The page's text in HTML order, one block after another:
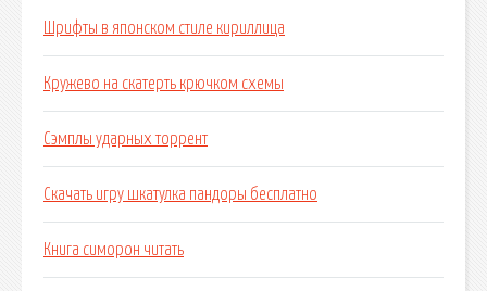
Шрифты в японском стиле кириллица
Кружево на скатерть крючком схемы
Сэмплы ударных торрент
Скачать игру шкатулка пандоры бесплатно
Книга симорон читать